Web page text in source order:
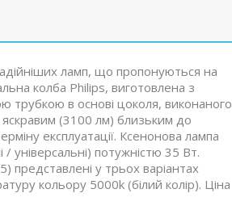
ламп, що пропонуються на
колба Philips, виготовлена з
трубкою в основі цоколя, виконаного
яскравим (3100 лм) близьким до
експлуатації. Ксенонова лампа
універсальні) потужністю 35 Вт.
у трьох варіантах
кольору 5000k (білий колір). Ціна